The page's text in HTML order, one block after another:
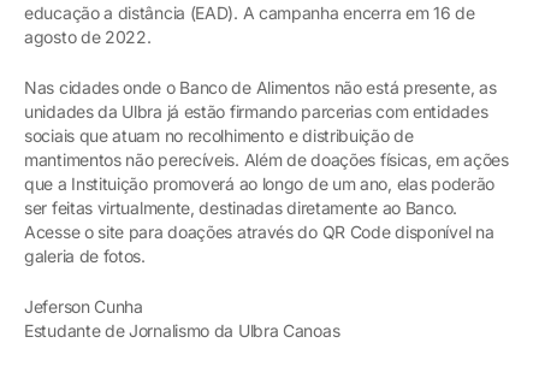
educação a distância (EAD). A campanha encerra em 16 de
agosto de 2022.
Nas cidades onde o Banco de Alimentos não está presente, as
unidades da Ulbra já estão firmando parcerias com entidades
sociais que atuam no recolhimento e distribuição de
mantimentos não perecíveis. Além de doações físicas, em ações
que a Instituição promoverá ao longo de um ano, elas poderão
ser feitas virtualmente, destinadas diretamente ao Banco.
Acesse o site para doações através do QR Code disponível na
galeria de fotos.
Jeferson Cunha
Estudante de Jornalismo da Ulbra Canoas